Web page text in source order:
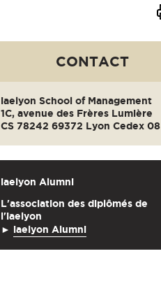
CONTACT
iaelyon School of Management
1C, avenue des Frères Lumière
CS 78242 69372 Lyon Cedex 08
iaelyon Alumni
L'association des diplômés de
l'iaelyon
► iaelyon Alumni